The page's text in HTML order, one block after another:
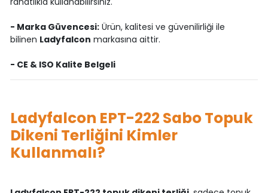
- Marka Güvencesi:Ürün, kalitesi ve güvenilirliği ile
bilinen Ladyfalcon markasına aittir.
- CE & ISO Kalite Belgeli
Ladyfalcon EPT-222 Sabo Topuk
Dikeni Terliğini Kimler
Kullanmalı?